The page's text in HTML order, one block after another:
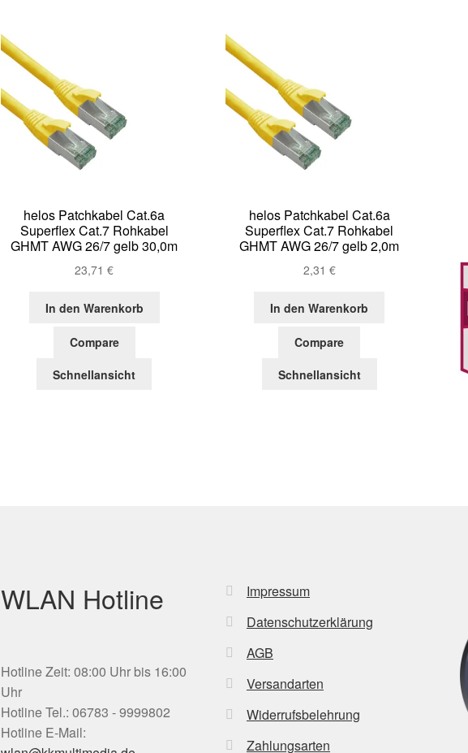
helos Patchkabel Cat.6a
Superflex Cat.7 Rohkabel
GHMT AWG 26/7 gelb 30,0m
23,71€
In den Warenkorb
Compare
Schnellansicht
helos Patchkabel Cat.6a
Superflex Cat.7 Rohkabel
GHMT AWG 26/7 gelb 2,0m
2,31 €
In den Warenkorb
Compare
Schnellansicht
WLAN Hotline
Hotline Zeit: 08:00 Uhr bis 16:00
Uhr
Hotline Tel.: 06783 - 9999802
Hotline E-Mail:
Impressum
Datenschutzerklärung
AGB
Versandarten
Widerrufsbelehrung
Zahlungsarten